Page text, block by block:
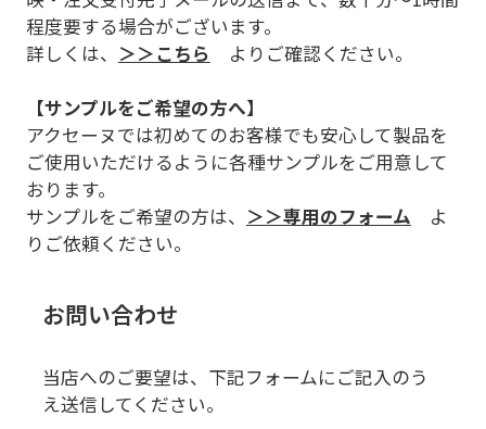
程度要する場合がございます。
詳しくは、 ＞＞こちら よりご確認ください。
【サンプルをご希望の方へ】
アクセーヌでは初めてのお客様でも安心して製品を
ご使用いただけるように各種サンプルをご用意して
おります。
サンプルをご希望の方は、 ＞＞専用のフォーム よ
りご依頼ください。
お問い合わせ
当店へのご要望は、下記フォームにご記入のう
え送信してください。